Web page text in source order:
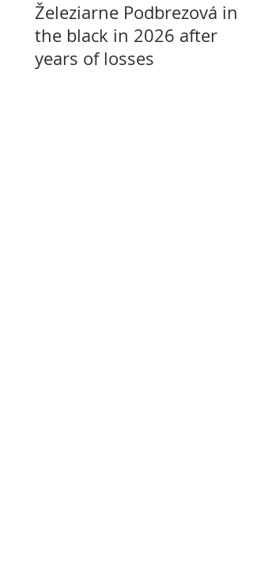
Železiarne Podbrezová in
the black in 2026 after
years of losses